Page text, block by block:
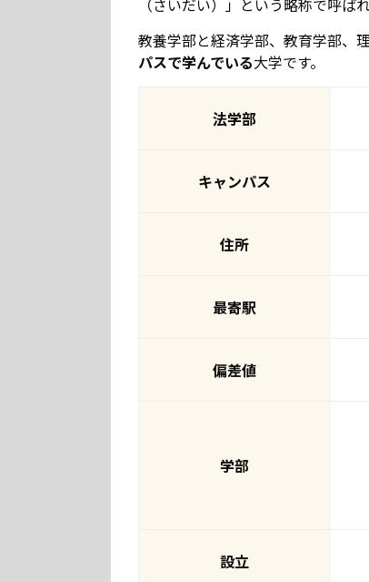
（さいだい）」という略称で呼ば
教養学部と経済学部、教育学部、
パスで学んでいる大学です。
法学部
キャンパス
住所
最寄駅
偏差値
学部
設立